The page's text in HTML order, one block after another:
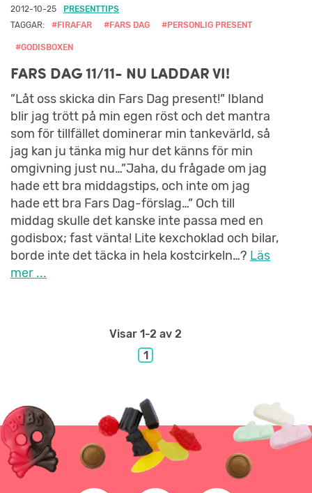
2012-10-25
PRESENTTIPS
TAGGAR:
#FIRAFAR #FARS DAG #PERSONLIG PRESENT
#GODISBOXEN
FARS DAG 11/11- NU LADDAR VI!
”Låt oss skicka din Fars Dag present!” Ibland
blir jag trött på min egen röst och det mantra
som för tillfället dominerar min tankevärld, så
jag kan ju tänka mig hur det känns för min
omgivning just nu…”Jaha, du frågade om jag
hade ett bra middagstips, och inte om jag
hade ett bra Fars Dag-förslag…” Och till
middag skulle det kanske inte passa med en
godisbox; fast vänta! Lite kexchoklad och bilar,
borde inte det täcka in hela kostcirkeln…? Läs
mer ...
Visar 1-2 av 2
1